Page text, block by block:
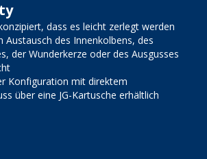
dass es leicht zerlegt werden
Austausch des Innenkolbens, des
der Wunderkerze oder des Ausgusses
Konfiguration mit direktem
über eine JG-Kartusche erhältlich